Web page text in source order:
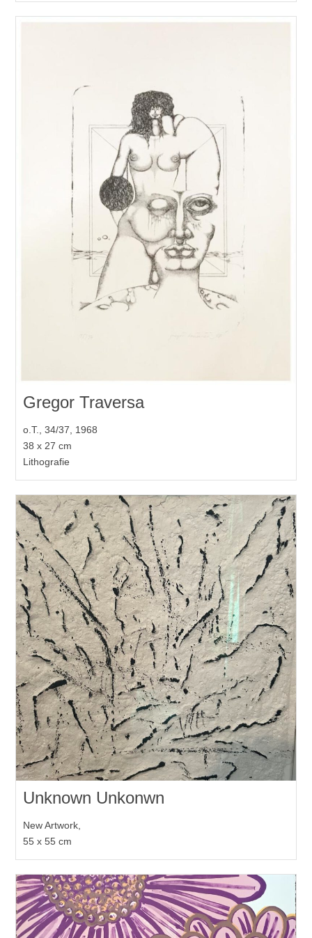
Gregor Traversa
o.T., 34/37, 1968
38 x 27 cm
Lithografie
Unknown Unkonwn
New Artwork,
55 x 55 cm